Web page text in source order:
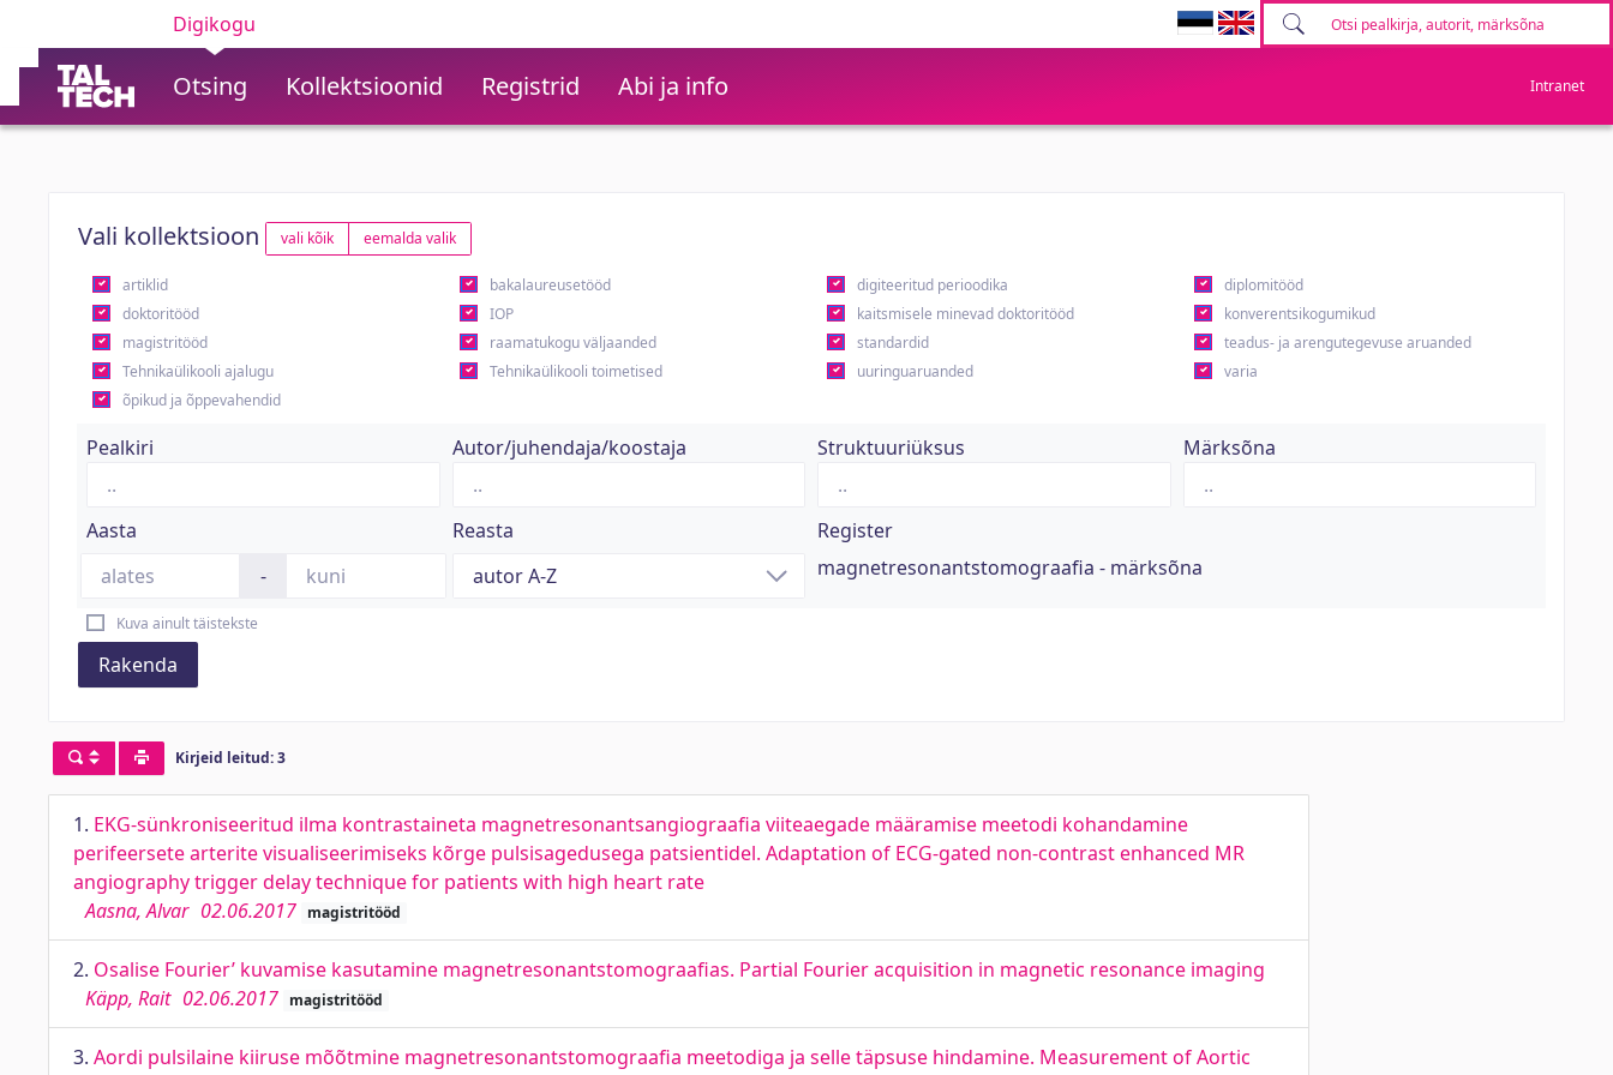
Digikogu
Otsing Kollektsioonid Registrid Abi ja info Intranet
Vali kollektsioon vali kõik eemalda valik
artiklid bakalaureusetööd digiteeritud perioodika
diplomitööd
doktoritööd
IOP kaitsmisele minevad doktoritööd
konverentsikogumikud
magistritööd
raamatukogu väljaanded standardid
teadus- ja arengutegevuse aruanded
Tehnikaülikooli ajalugu
Tehnikaülikooli toimetised uuringuaruanded
varia
õpikud ja õppevahendid
Pealkiri Autor/juhendaja/koostaja Struktuuriüksus Märksõna
Aasta
-
Reasta
Register
magnetresonantstomograafia - märksõna
Kuva ainult täistekste
Rakenda
Kirjeid leitud: 3
1. EKG-sünkroniseeritud ilma kontrastaineta magnetresonantsangiograafia viiteaegade määramise meetodi kohandamine
perifeersete arterite visualiseerimiseks kõrge pulsisagedusega patsientidel. Adaptation of ECG-gated non-contrast enhanced MR
angiography trigger delay technique for patients with high heart rate
Aasna, Alvar 02.06.2017 magistritööd
2. Osalise Fourier’ kuvamise kasutamine magnetresonantstomograafias. Partial Fourier acquisition in magnetic resonance imaging
Käpp, Rait 02.06.2017 magistritööd
3. Aordi pulsilaine kiiruse mõõtmine magnetresonantstomograafia meetodiga ja selle täpsuse hindamine. Measurement of Aortic